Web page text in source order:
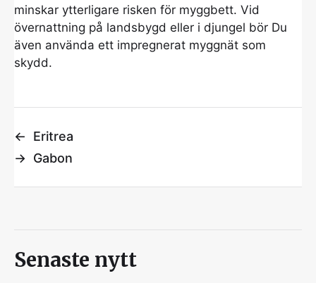
minskar ytterligare risken för myggbett. Vid
övernattning på landsbygd eller i djungel bör Du
även använda ett impregnerat myggnät som
skydd.
←
Eritrea
→ Gabon
Senaste nytt